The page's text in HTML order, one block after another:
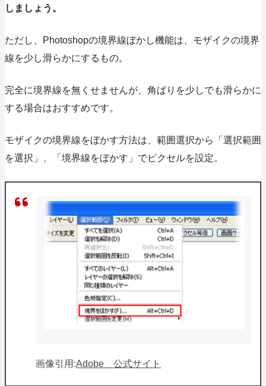
しましょう。
ただし、
Photoshopの境界線ぼかし機能は、モザイクの境界
線を少し滑らかにするもの。
完全に境界線を無くせませんが、角ばりを少しでも滑らかに
する場合はおすすめです。
モザイクの境界線をぼかす方法は、範囲選択から「選択範囲
を選択」、「境界線をぼかす」でピクセルを設定。
画像引用:Adobe 公式サイト